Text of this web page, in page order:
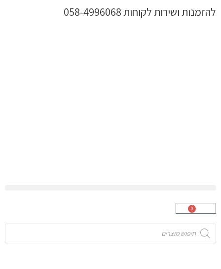
לתוכןלהזמנות ושירות לקוחות 058-4996068
0
עגלת
Products
search